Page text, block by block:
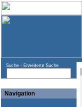
Suche - Erweiterte Suche
Navigation